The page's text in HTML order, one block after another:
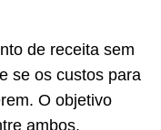
de receita sem
se os custos para
O objetivo
ambos.